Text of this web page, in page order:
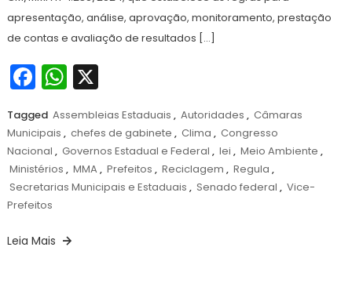
apresentação, análise, aprovação, monitoramento, prestação
de contas e avaliação de resultados […]
Facebook
WhatsApp
X
Tagged Assembleias Estaduais , Autoridades , Câmaras
Municipais , chefes de gabinete , Clima , Congresso
Nacional , Governos Estadual e Federal , lei , Meio Ambiente ,
Ministérios , MMA , Prefeitos , Reciclagem , Regula ,
Secretarias Municipais e Estaduais , Senado federal , Vice-
Prefeitos
Leia Mais